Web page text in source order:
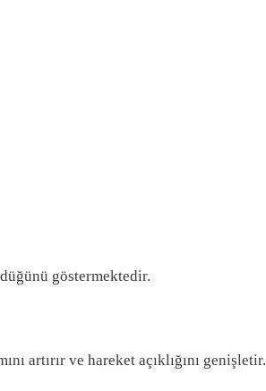
göstermektedir.
artırır ve hareket açıklığını genişletir.